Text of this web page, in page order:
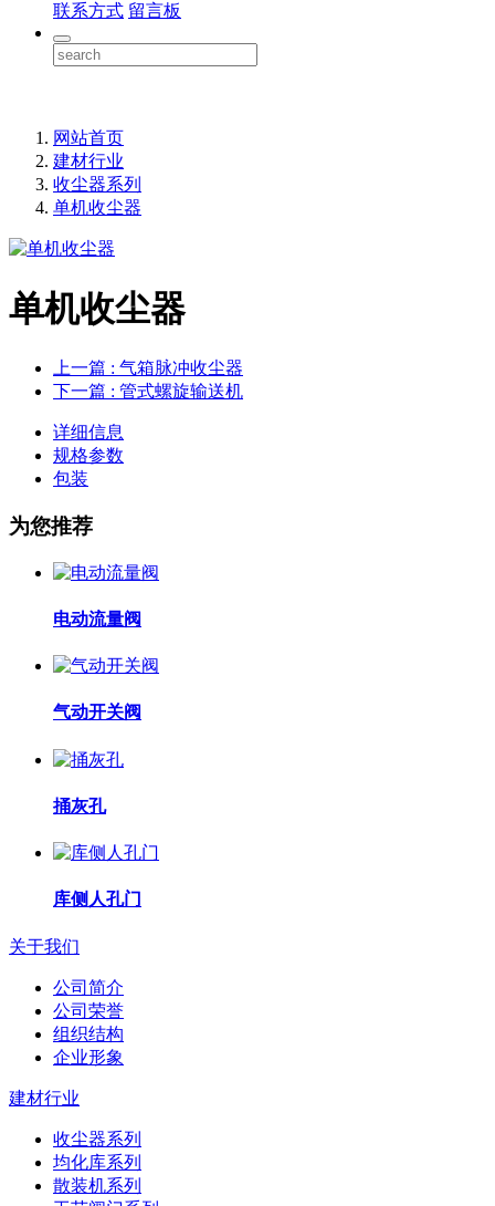
联系方式 留言板
网站首页
建材行业
收尘器系列
单机收尘器
单机收尘器
上一篇 : 气箱脉冲收尘器
下一篇 : 管式螺旋输送机
详细信息
规格参数
包装
为您推荐
电动流量阀
气动开关阀
捅灰孔
库侧人孔门
关于我们
公司简介
公司荣誉
组织结构
企业形象
建材行业
收尘器系列
均化库系列
散装机系列